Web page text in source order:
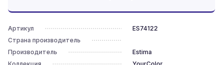
Артикул
ES74122
Страна производитель
Производитель
Estima